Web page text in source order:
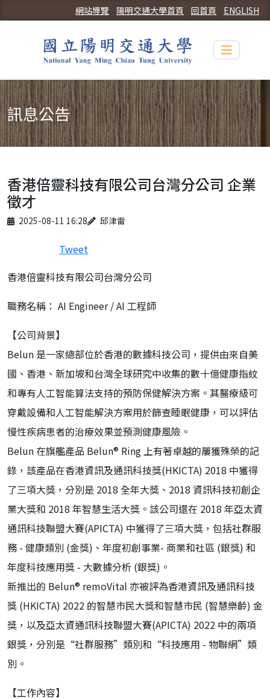
ENGLISH
回首頁
陽明交通大學首頁
網站導覽
Toggle
訊息公告
香港倍靈科技有限公司台灣分公司 企業
徵才
Published on
2025-08-11 16:28
Author 邱津雷
Tweet
香港倍靈科技有限公司台灣分公司
職務名稱： AI Engineer / AI 工程師
【公司背景】
Belun 是一家總部位於香港的數據科技公司，提供由來自美
國、香港、新加坡和台灣全球研究中收集的數十億健康指紋
和專有人工智能算法支持的預防保健解決方案。其醫療級可
穿戴設備和人工智能解決方案用於篩查睡眠健康，可以評估
慢性疾病患者的治療效果並預測健康風險。
Belun 在旗艦產品 Belun® Ring 上有著卓越的屢獲殊榮的記
錄，該產品在香港資訊及通訊科技獎(HKICTA) 2018 中獲得
了三項大獎，分別是 2018 全年大獎、2018 資訊科技初創企
業大獎和 2018 年智慧生活大獎。該公司還在 2018 年亞太資
通訊科技聯盟大賽(APICTA) 中獲得了三項大獎，包括社群服
務 - 健康類別 (金獎)、年度初創事業- 商業和社區 (銀獎) 和
年度科技應用獎 - 大數據分析 (銀獎)。
新推出的 Belun® remoVital 亦被評為香港資訊及通訊科技
獎 (HKICTA) 2022 的智慧巿民大獎和智慧巿民 (智慧樂齡) 金
獎，以及亞太資通訊科技聯盟大賽(APICTA) 2022 中的兩項
銀獎，分別是“社群服務”類別和“科技應用 - 物聯網”類
別。
【工作內容】